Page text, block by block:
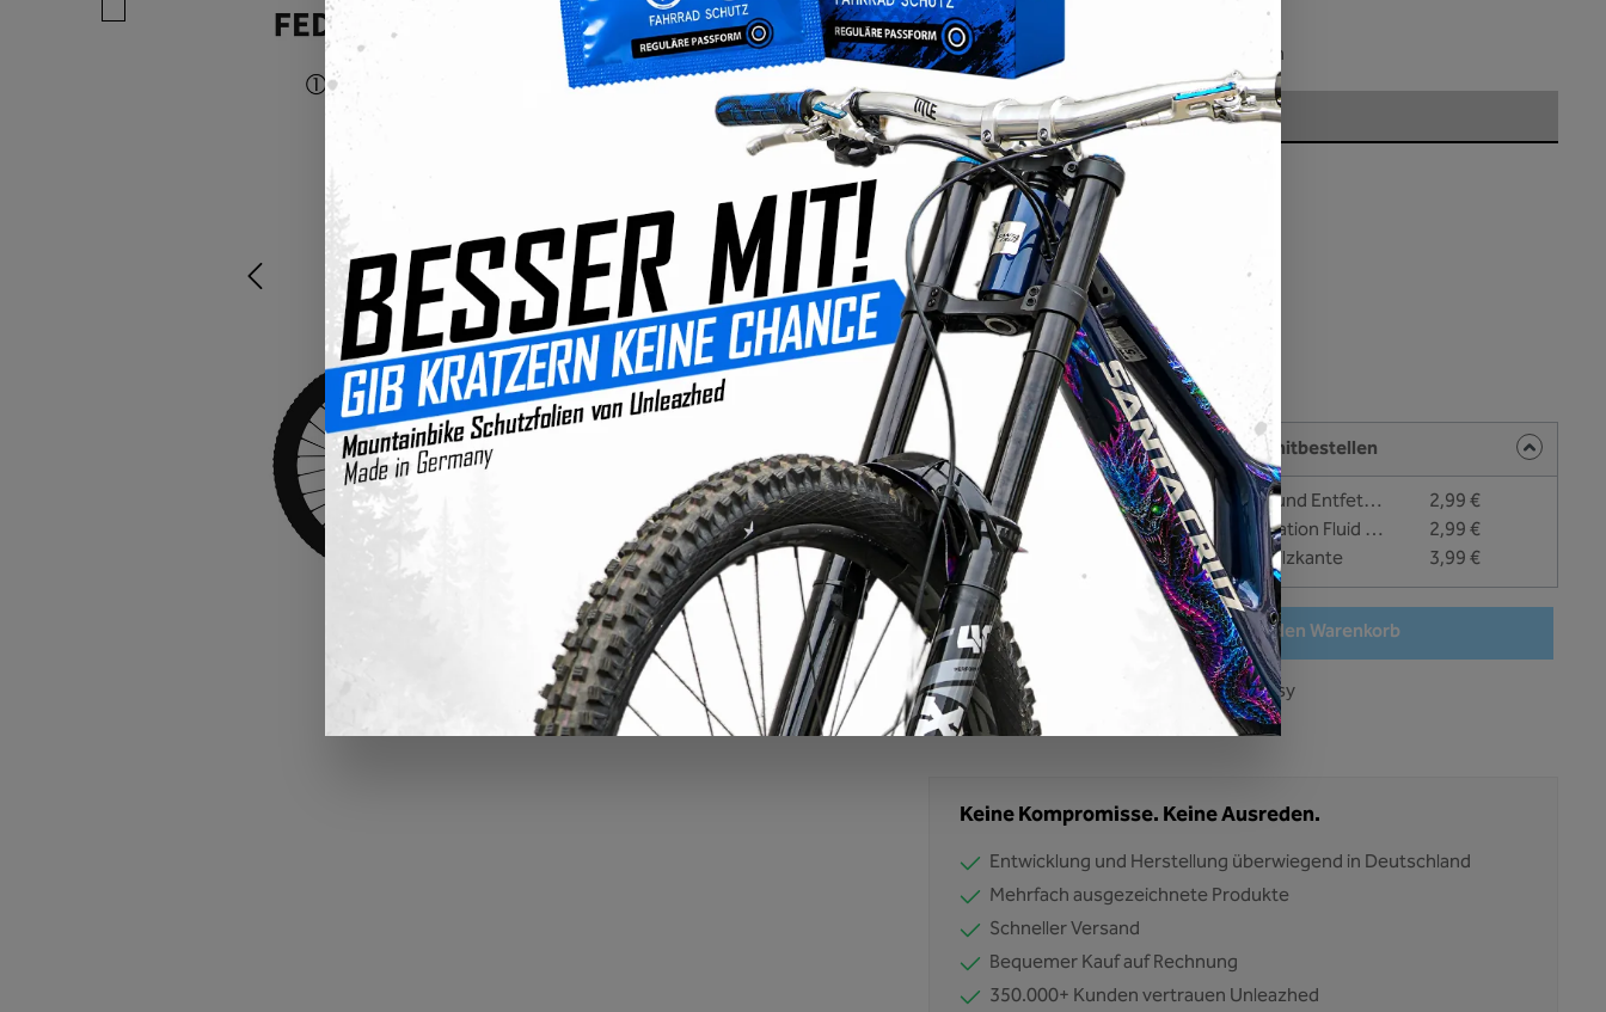
Preise inkl. MwSt. zzgl. Versandkosten
Sofort verfügbar, Lieferzeit: 3-4 Wochen
Surfaceauswählen
Glänzend Matt
Design gestalten
Passende Artikel und Zubehör direkt mitbestellen
#NO FAT - Reinigung und Entfettungsliquid - 25 ml
2,99 €
#EASY APPLY - Application Fluid zur Nassverklebung - 25 ml
2,99 €
Unleazhed Rakel mit Filzkante
3,99 €
Produkt Anzahl: Gib den gewünschten Wert ein oder benutze die Schaltflächen um die Anzahl zu erhöhen
In den Warenkorb
Produktnummer:
BP01-S05-custom-glossy
EAN:4260711723490
Keine Kompromisse. Keine Ausreden.
Entwicklung und Herstellung überwiegend in Deutschland
Mehrfach ausgezeichnete Produkte
Schneller Versand
Bequemer Kauf auf Rechnung
350.000+ Kunden vertrauen Unleazhed